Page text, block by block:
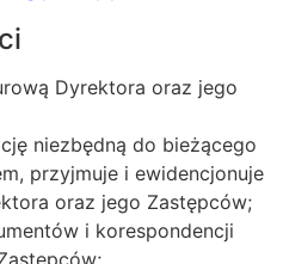
Dyrektora oraz jego
niezbędną do bieżącego
przyjmuje i ewidencjonuje
oraz jego Zastępców;
i korespondencji